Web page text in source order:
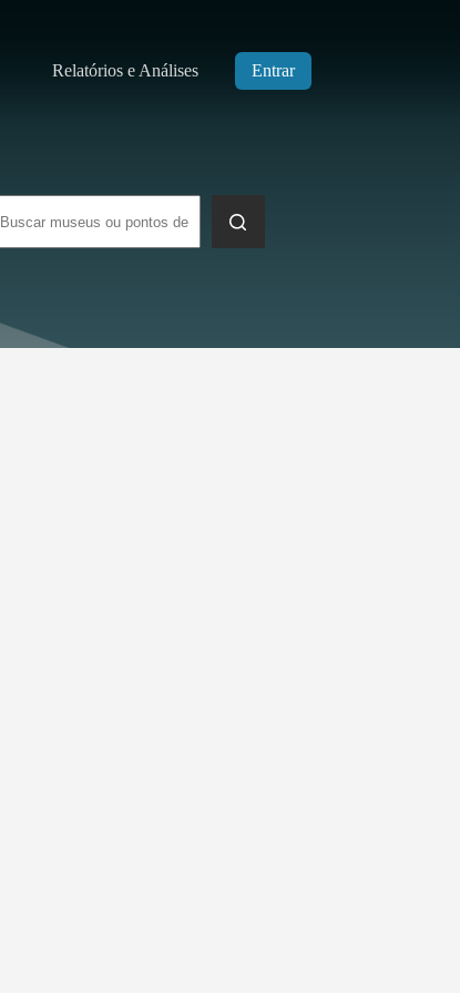
Relatórios e Análises Entrar
resultados